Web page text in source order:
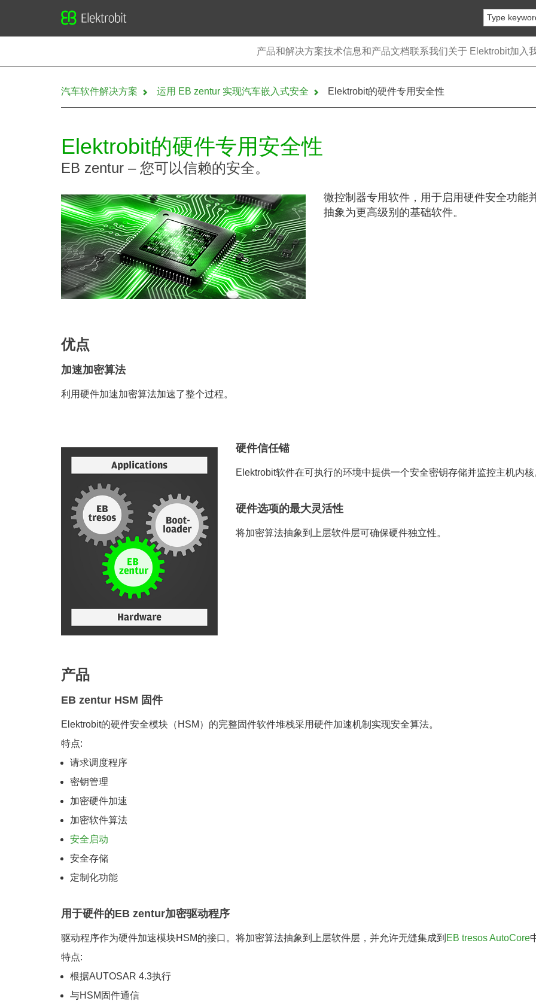
产品和解决方案技术信息和产品文档联系我们关于 Elektrobit加入
汽车软件解决方案 运用 EB zentur 实现汽车嵌入式安全 Elektrobit的硬件专用安全性
Elektrobit的硬件专用安全性
EB zentur – 您可以信赖的安全。
微控制器专用软件，用于启用硬件安全功能
抽象为更高级别的基础软件。
优点
加速加密算法
利用硬件加速加密算法加速了整个过程。
硬件信任锚
Elektrobit软件在可执行的环境中提供一个安全密钥存储并监控主机内
硬件选项的最大灵活性
将加密算法抽象到上层软件层可确保硬件独立性。
产品
EB zentur HSM 固件
Elektrobit的硬件安全模块（HSM）的完整固件软件堆栈采用硬件加速机制实现安全算法。
特点:
请求调度程序
密钥管理
加密硬件加速
加密软件算法
安全启动
安全存储
定制化功能
用于硬件的EB zentur加密驱动程序
驱动程序作为硬件加速模块HSM的接口。将加密算法抽象到上层软件层，并允许无缝集成到 EB tresos AutoCore
特点:
根据AUTOSAR 4.3执行
与HSM固件通信